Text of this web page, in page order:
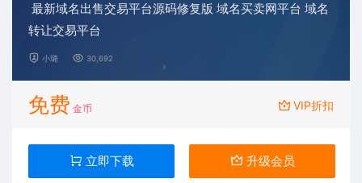
最新域名出售交易平台源码修复版 域名买卖网平台 域名
转让交易平台
小璐 30,692
免费 金币 VIP折扣
立即下载 升级会员